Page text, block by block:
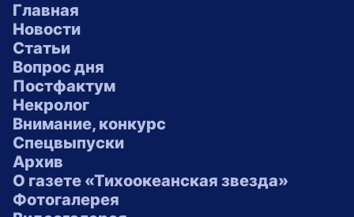
Главная
Новости
Статьи
Вопрос дня
Постфактум
Некролог
Внимание, конкурс
Спецвыпуски
Архив
О газете «Тихоокеанская звезда»
Фотогалерея